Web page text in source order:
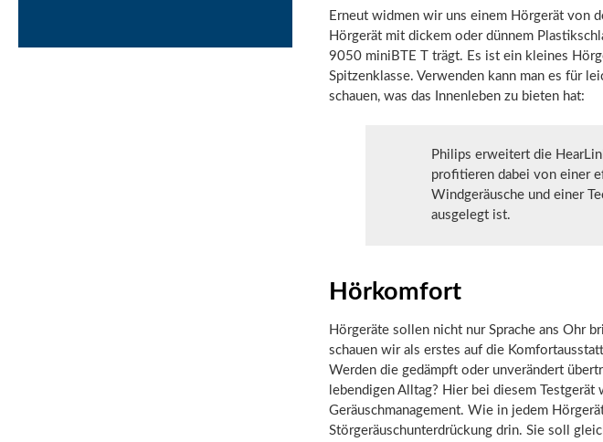
Erneut widmen wir uns einem Hörgerät von
Hörgerät mit dickem oder dünnem
9050 miniBTE T trägt. Es ist ein kleines
Spitzenklasse. Verwenden kann man es für
schauen, was das Innenleben zu bieten hat:
Philips erweitert die
profitieren dabei von einer
Windgeräusche und einer
ausgelegt ist.
Hörkomfort
Hörgeräte sollen nicht nur Sprache ans Ohr
schauen wir als erstes auf die
Werden die gedämpft oder unverändert
lebendigen Alltag? Hier bei diesem
Geräuschmanagement. Wie in jedem
Störgeräuschunterdrückung drin. Sie soll